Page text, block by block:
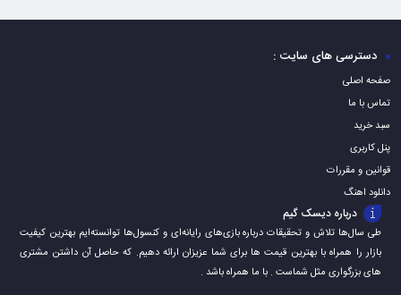
به
دسترسی های سایت :
صفحه اصلی
تماس با ما
سبد خرید
پنل کاربری
قوانین و مقررات
دانلود اهنگ
درباره دیسک گیم
طی سال‌ها تلاش و تحقیقات درباره بازی‌های رایانه‌ای و کنسول‌ها توانسته‌ایم بهترین کیفیت
بازار را همراه با بهترین قیمت ها برای شما عزیزان ارائه دهیم. که حاصل آن داشتن مشتری
های بزرگواری مثل شماست . با ما همراه باشد .